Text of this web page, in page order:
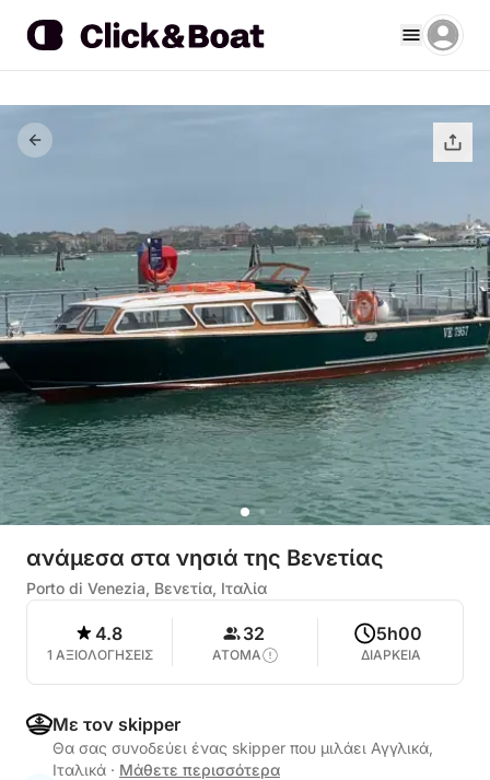
ανάμεσα στα νησιά της Βενετίας
Porto di Venezia, Βενετία, Ιταλία
4.8
1 ΑΞΙΟΛΟΓΗΣΕΙΣ
32
ΑΤΟΜΑ
5h00
ΔΙΑΡΚΕΙΑ
Με τον skipper
Θα σας συνοδεύει ένας skipper που μιλάει Αγγλικά,
Ιταλικά · Μάθετε περισσότερα